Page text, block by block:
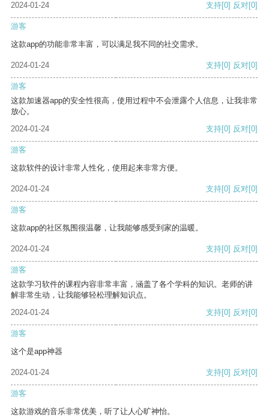
2024-01-24 支持[0] 反对[0]
游客
这款app的功能非常丰富，可以满足我不同的社交需求。
2024-01-24 支持[0] 反对[0]
游客
这款加速器app的安全性很高，使用过程中不会泄露个人信息，让我非常
放心。
2024-01-24
支持[0] 反对[0]
游客
这款软件的设计非常人性化，使用起来非常方便。
2024-01-24 支持[0] 反对[0]
游客
这款app的社区氛围很温馨，让我能够感受到家的温暖。
2024-01-24 支持[0] 反对[0]
游客
这款学习软件的课程内容非常丰富，涵盖了各个学科的知识。老师的讲
解非常生动，让我能够轻松理解知识点。
2024-01-24
支持[0] 反对[0]
游客
这个是app神器
2024-01-24 支持[0] 反对[0]
游客
这款游戏的音乐非常优美，听了让人心旷神怡。